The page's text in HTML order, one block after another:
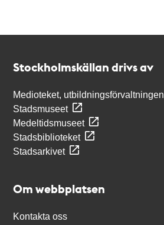
Stockholmskällan drivs av
Medioteket, utbildningsförvaltningen
Stadsmuseet
Medeltidsmuseet
Stadsbiblioteket
Stadsarkivet
Om webbplatsen
Kontakta oss